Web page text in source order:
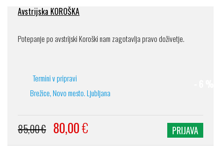
Avstrijska KOROŠKA
Potepanje po avstrijski Koroški nam zagotavlja pravo doživetje.
Termini v pripravi
Brežice, Novo mesto. Ljubljana
85,00 € 80,00€ PRIJAVA